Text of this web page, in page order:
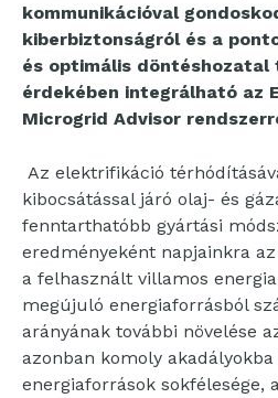
kommunikációval
kiberbiztonságról és a
és optimális döntéshozatal
érdekében integrálható az
Microgrid Advisor
Az elektrifikáció
kibocsátással járó olaj- és
fenntarthatóbb gyártási
eredményeként napjainkra
a felhasznált villamos
megújuló energiaforrásból
arányának további növelése
azonban komoly
energiaforrások sokfélesége,